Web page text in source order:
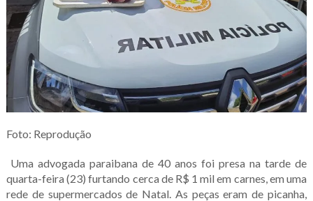
Foto: Reprodução
Uma advogada paraibana de 40 anos foi presa na tarde de
quarta-feira (23) furtando cerca de R$ 1 mil em carnes, em uma
rede de supermercados de Natal. As peças eram de picanha,